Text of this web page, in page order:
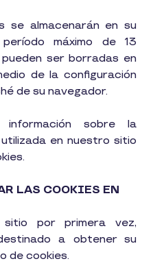
se almacenarán en su
máximo de 13
ser borradas en
de la configuración
de su navegador.
información sobre la
en nuestro sitio
LAS COOKIES EN
por primera vez,
a obtener su
de cookies.